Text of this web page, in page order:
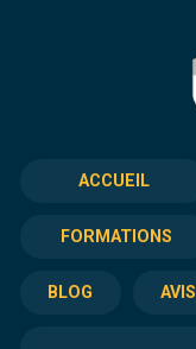
ACCUEIL
FORMATIONS
BLOG